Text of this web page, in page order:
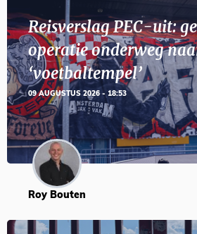
Reisverslag PEC-uit:
operatie onderweg
‘voetbaltempel’
09 AUGUSTUS 2026 - 18:53
Roy Bouten